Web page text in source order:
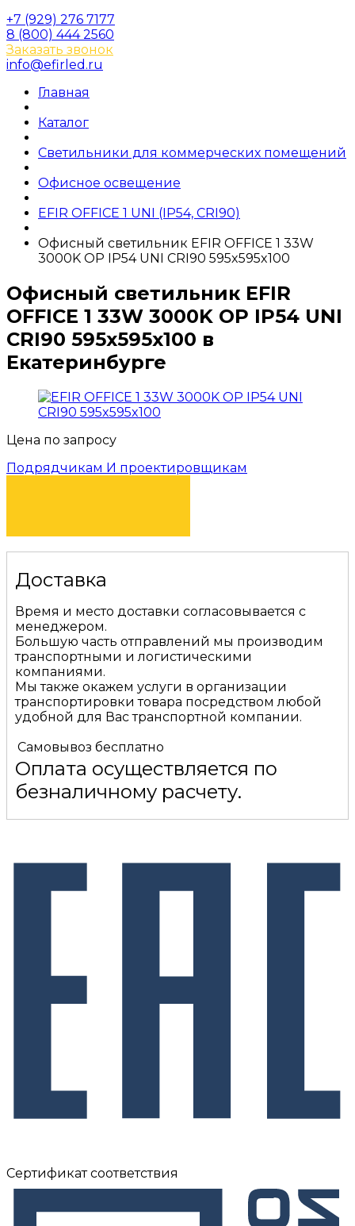
+7 (929) 276 7177
8 (800) 444 2560
Заказать звонок
info@efirled.ru
Главная
Каталог
Светильники для коммерческих помещений
Офисное освещение
EFIR OFFICE 1 UNI (IP54, CRI90)
Офисный светильник EFIR OFFICE 1 33W
3000K OP IP54 UNI CRI90 595x595x100
Офисный светильник EFIR
OFFICE 1 33W 3000K OP IP54 UNI
CRI90 595x595x100 в
Екатеринбурге
Цена по запросу
Подрядчикам И проектировщикам
Доставка
Время и место доставки согласовывается с
менеджером.
Большую часть отправлений мы производим
транспортными и логистическими
компаниями.
Мы также окажем услуги в организации
транспортировки товара посредством любой
удобной для Вас транспортной компании.
Самовывоз бесплатно
Оплата осуществляется по
безналичному расчету.
Сертификат соответствия